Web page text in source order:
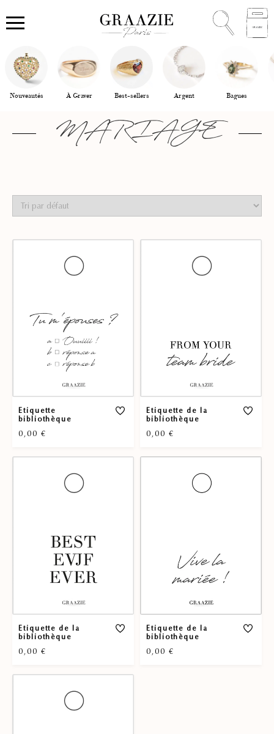
Nouveautés À Graver Best-sellers Argent Bagues
MARIAGE
Etiquette
bibliothèque
0,00 €
Etiquette de la
bibliothèque
0,00 €
Etiquette de la
bibliothèque
0,00 €
Etiquette de la
bibliothèque
0,00 €